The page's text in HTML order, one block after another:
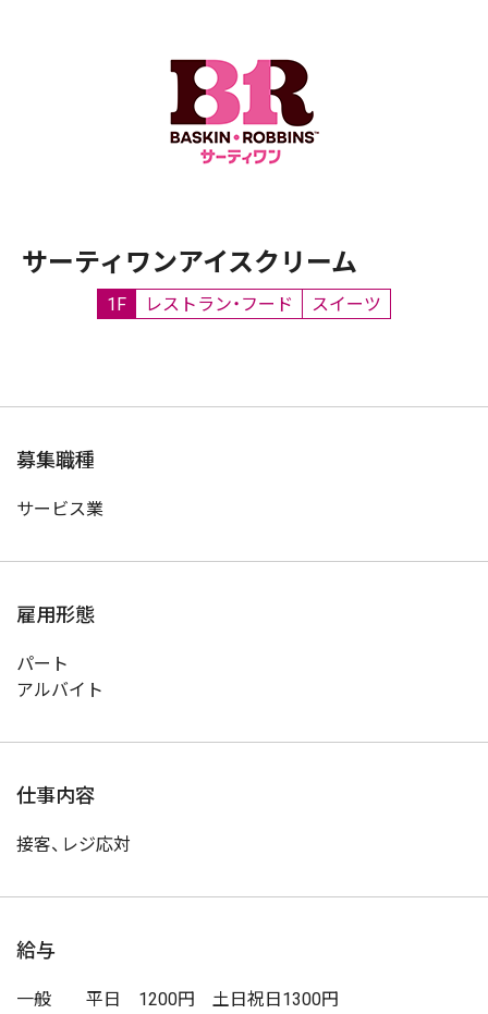
サーティワンアイスクリーム
1F レストラン・フード スイーツ
募集職種
サービス業
雇用形態
パート
アルバイト
仕事内容
接客、レジ応対
給与
一般 平日 1200円 土日祝日1300円